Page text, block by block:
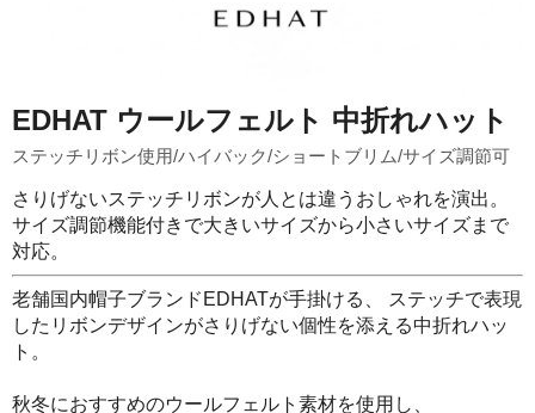
EDHAT ウールフェルト 中折れハット
ステッチリボン使用/ハイバック/ショートブリム/サイズ調節可
さりげないステッチリボンが人とは違うおしゃれを演出。
サイズ調節機能付きで大きいサイズから小さいサイズまで
対応。
老舗国内帽子ブランドEDHATが手掛ける、 ステッチで表現
したリボンデザインがさりげない個性を添える中折れハッ
ト。
秋冬におすすめのウールフェルト素材を使用し、